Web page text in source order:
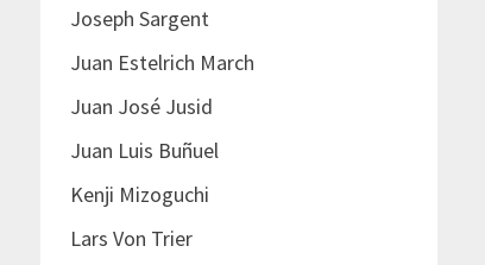
Joseph Sargent
Juan Estelrich March
Juan José Jusid
Juan Luis Buñuel
Kenji Mizoguchi
Lars Von Trier